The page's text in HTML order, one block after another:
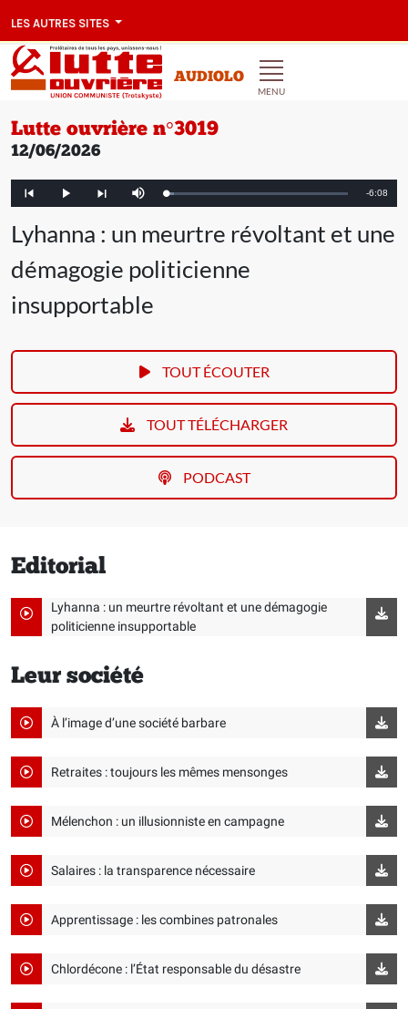
LES AUTRES SITES
AUDIOLO
MENU
Lutte ouvrière n°3019
12/06/2026
Article
précédent
Play
Article
suivant
Mute Loaded:
4.35%
-6:08
Lyhanna : un meurtre révoltant et une
démagogie politicienne
insupportable
TOUT ÉCOUTER
TOUT TÉLÉCHARGER
PODCAST
Editorial
Lyhanna : un meurtre révoltant et une démagogie
politicienne insupportable
Leur société
À l’image d’une société barbare
Retraites : toujours les mêmes mensonges
Mélenchon : un illusionniste en campagne
Salaires : la transparence nécessaire
Apprentissage : les combines patronales
Chlordécone : l’État responsable du désastre